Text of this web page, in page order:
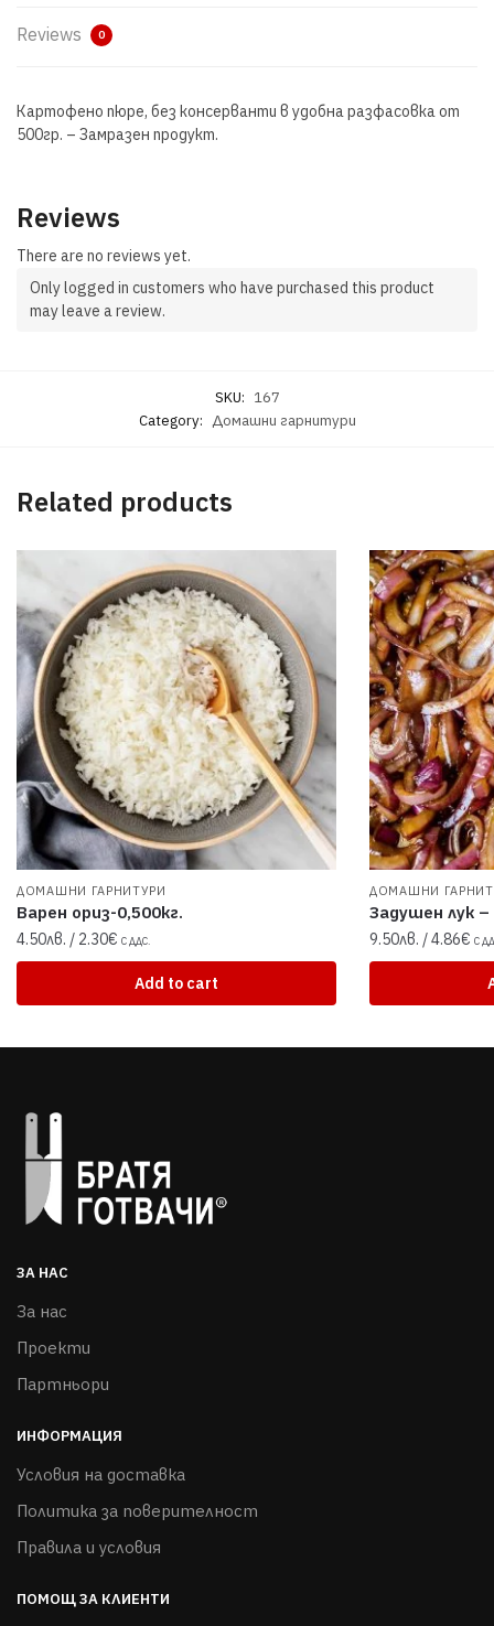
Reviews 0
Картофено пюре, без консерванти в удобна разфасовка от
500гр. – Замразен продукт.
Reviews
There are no reviews yet.
Only logged in customers who have purchased this product
may leave a review.
SKU: 167
Category: Домашни гарнитури
Related products
ДОМАШНИ ГАРНИТУРИ
Варен ориз-0,500кг.
4.50лв. / 2.30€ С ДДС.
Add to cart
ДОМАШНИ
Задушен лук –
9.50лв. / 4.86€ С
ЗА НАС
За нас
Проекти
Партньори
ИНФОРМАЦИЯ
Условия на доставка
Политика за поверителност
Правила и условия
ПОМОЩ ЗА КЛИЕНТИ